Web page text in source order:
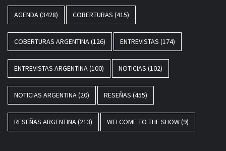
AGENDA(3428) COBERTURAS (415)
COBERTURAS ARGENTINA(126) ENTREVISTAS (174)
ENTREVISTAS ARGENTINA(100) NOTICIAS (102)
NOTICIAS ARGENTINA(20) RESEÑAS (455)
RESEÑAS ARGENTINA(213) WELCOME TO THE SHOW(9)